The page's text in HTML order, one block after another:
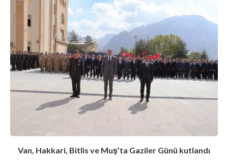
Van, Hakkari, Bitlis ve Muş’ta Gaziler Günü kutlandı